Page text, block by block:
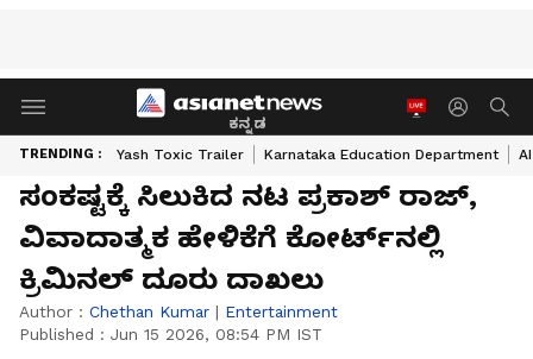
ಕನ್ನಡ
TRENDING : Yash Toxic Trailer Karnataka Education Department
ಸಂಕಷ್ಟಕ್ಕೆ ಸಿಲುಕಿದ ನಟ ಪ್ರಕಾಶ್ ರಾಜ್,
ವಿವಾದಾತ್ಮಕ ಹೇಳಿಕೆಗೆ ಕೋರ್ಟ್‌ನಲ್ಲಿ
ಕ್ರಿಮಿನಲ್ ದೂರು ದಾಖಲು
Author : Chethan Kumar | Entertainment
Published : Jun 15 2026, 08:54 PM IST